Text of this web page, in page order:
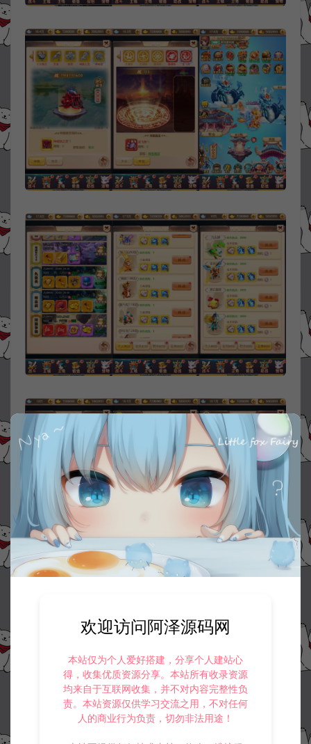
欢迎访问阿泽源码网
本站仅为个人爱好搭建，分享个人建站心
得，收集优质资源分享。本站所有收录资源
均来自于互联网收集，并不对内容完整性负
责。本站资源仅供学习交流之用，不对任何
人的商业行为负责，切勿非法用途！